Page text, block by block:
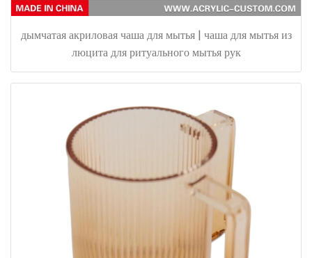
дымчатая акриловая чаша для мытья | чаша для мытья из
люцита для ритуального мытья рук